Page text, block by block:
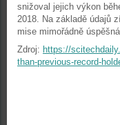
snižoval jejich výkon
2018. Na základě údajů
mise mimořádně
Zdroj: https://
than-previous-record-